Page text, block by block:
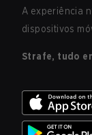
A experiência
dispositivos
Strafe, tudo